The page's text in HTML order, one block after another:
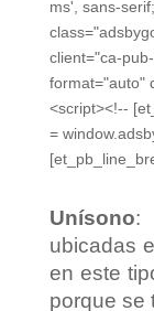
ms', sans-
client="ca-
format="auto"
<script><!--
=
Unísono:
ubicadas
en este
porque se